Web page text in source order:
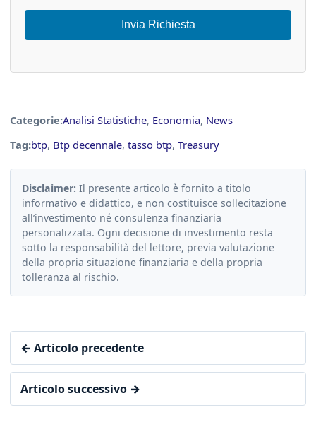
Invia Richiesta
Categorie:Analisi Statistiche, Economia, News
Tag:btp, Btp decennale, tasso btp, Treasury
Disclaimer: Il presente articolo è fornito a titolo
informativo e didattico, e non costituisce sollecitazione
all’investimento né consulenza finanziaria
personalizzata. Ogni decisione di investimento resta
sotto la responsabilità del lettore, previa valutazione
della propria situazione finanziaria e della propria
tolleranza al rischio.
← Articolo precedente
Articolo successivo →